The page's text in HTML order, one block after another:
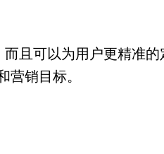
且可以为用户更精准
销目标。